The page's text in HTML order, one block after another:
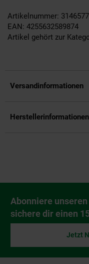
Artikelnummer:
EAN: 4255632589874
Artikel gehört zur
Versandinformationen
Herstellerinformationen
Newsletter
Abonniere
sichere dir einen
Jetzt